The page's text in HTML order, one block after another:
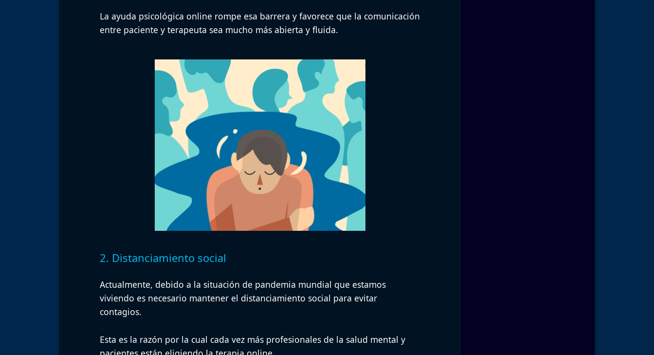
La ayuda psicológica online rompe esa barrera y favorece que la comunicación
entre paciente y terapeuta sea mucho más abierta y fluida.
2. Distanciamiento social
Actualmente, debido a la situación de pandemia mundial que estamos
viviendo es necesario mantener el distanciamiento social para evitar
contagios.
Esta es la razón por la cual cada vez más profesionales de la salud mental y